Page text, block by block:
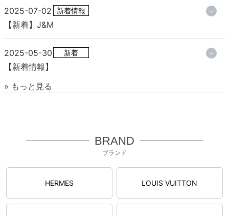
2025-07-02 新着情報
【新着】J&M
2025-05-30 新着
【新着情報】
» もっと見る
BRAND
ブランド
HERMES LOUIS VUITTON